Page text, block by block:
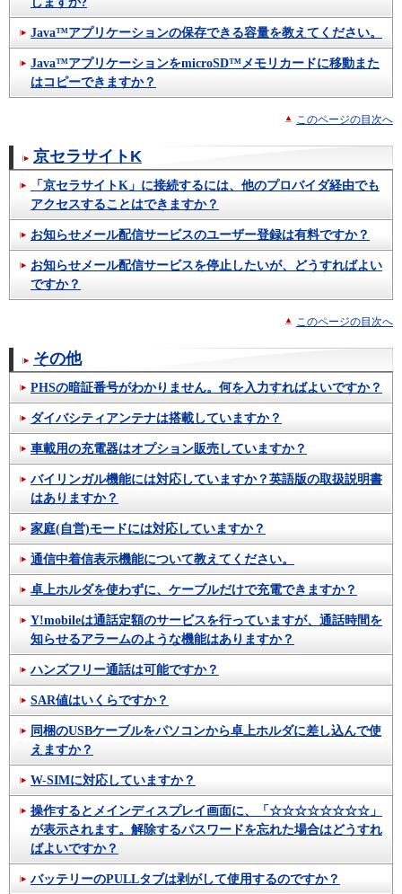
Java™アプリケーションの保存できる容量を教えてください。
Java™アプリケーションをmicroSD™メモリカードに移動また
はコピーできますか？
このページの目次へ
京セラサイトK
「京セラサイトK」に接続するには、他のプロバイダ経由でも
アクセスすることはできますか？
お知らせメール配信サービスのユーザー登録は有料ですか？
お知らせメール配信サービスを停止したいが、どうすればよい
ですか？
このページの目次へ
その他
PHSの暗証番号がわかりません。何を入力すればよいですか？
ダイバシティアンテナは搭載していますか？
車載用の充電器はオプション販売していますか？
バイリンガル機能には対応していますか？英語版の取扱説明書
はありますか？
家庭(自営)モードには対応していますか？
通信中着信表示機能について教えてください。
卓上ホルダを使わずに、ケーブルだけで充電できますか？
Y!mobileは通話定額のサービスを行っていますが、通話時間を
知らせるアラームのような機能はありますか？
ハンズフリー通話は可能ですか？
SAR値はいくらですか？
同梱のUSBケーブルをパソコンから卓上ホルダに差し込んで使
えますか？
W-SIMに対応していますか？
操作するとメインディスプレイ画面に、「☆☆☆☆☆☆☆☆」
が表示されます。解除するパスワードを忘れた場合はどうすれ
ばよいですか？
バッテリーのPULLタブは剥がして使用するのですか？